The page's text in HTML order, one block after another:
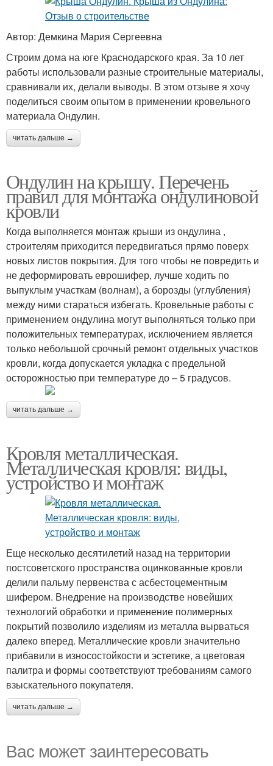
Автор: Демкина Мария Сергеевна
Строим дома на юге Краснодарского края. За 10 лет
работы использовали разные строительные материалы,
сравнивали их, делали выводы. В этом отзыве я хочу
поделиться своим опытом в применении кровельного
материала Ондулин.
читать дальше →
Ондулин на крышу. Перечень
правил для монтажа ондулиновой
кровли
Когда выполняется монтаж крыши из ондулина ,
строителям приходится передвигаться прямо поверх
новых листов покрытия. Для того чтобы не повредить и
не деформировать еврошифер, лучше ходить по
выпуклым участкам (волнам), а борозды (углубления)
между ними стараться избегать. Кровельные работы с
применением ондулина могут выполняться только при
положительных температурах, исключением является
только небольшой срочный ремонт отдельных участков
кровли, когда допускается укладка с предельной
осторожностью при температуре до – 5 градусов.
читать дальше →
Кровля металлическая.
Металлическая кровля: виды,
устройство и монтаж
Еще несколько десятилетий назад на территории
постсоветского пространства оцинкованные кровли
делили пальму первенства с асбестоцементным
шифером. Внедрение на производстве новейших
технологий обработки и применение полимерных
покрытий позволило изделиям из металла вырваться
далеко вперед. Металлические кровли значительно
прибавили в износостойкости и эстетике, а цветовая
палитра и формы соответствуют требованиям самого
взыскательного покупателя.
читать дальше →
Вас может заинтересовать